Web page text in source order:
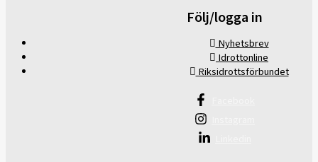
Följ/logga in
Nyhetsbrev
Idrottonline
Riksidrottsförbundet